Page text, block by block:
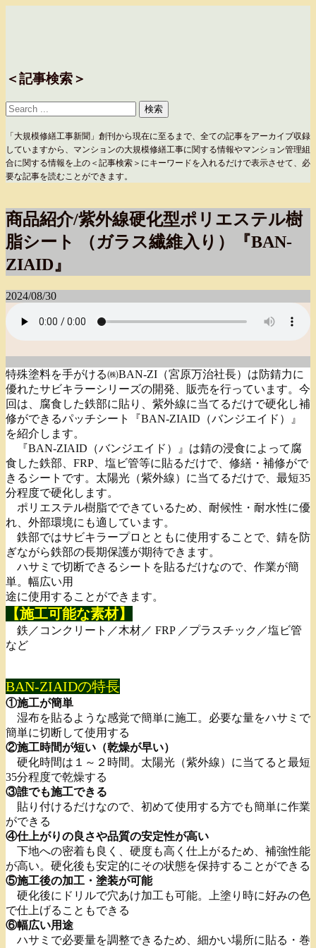
＜記事検索＞
「大規模修繕工事新聞」創刊から現在に至るまで、全ての記事をアーカイブ収録
していますから、マンションの大規模修繕工事に関する情報やマンション管理組
合に関する情報を上の＜記事検索＞にキーワードを入れるだけで表示させて、必
要な記事を読むことができます。
商品紹介/紫外線硬化型ポリエステル樹
脂シート （ガラス繊維入り）『BAN-
ZIAID』
2024/08/30
特殊塗料を手がける㈱BAN-ZI（宮原万治社長）は防錆力に
優れたサビキラーシリーズの開発、販売を行っています。今
回は、腐食した鉄部に貼り、紫外線に当てるだけで硬化し補
修ができるパッチシート『BAN-ZIAID（バンジエイド）』
を紹介します。
『BAN-ZIAID（バンジエイド）』は錆の浸食によって腐
食した鉄部、FRP、塩ビ管等に貼るだけで、修繕・補修がで
きるシートです。太陽光（紫外線）に当てるだけで、最短35
分程度で硬化します。
ポリエステル樹脂でできているため、耐候性・耐水性に優
れ、外部環境にも適しています。
鉄部ではサビキラープロとともに使用することで、錆を防
ぎながら鉄部の長期保護が期待できます。
ハサミで切断できるシートを貼るだけなので、作業が簡
単。幅広い用
途に使用することができます。
【施工可能な素材】
鉄／コンクリート／木材／ FRP ／プラスチック／塩ビ管
など
BAN-ZIAIDの特長
①施工が簡単
湿布を貼るような感覚で簡単に施工。必要な量をハサミで
簡単に切断して使用する
②施工時間が短い（乾燥が早い）
硬化時間は１～２時間。太陽光（紫外線）に当てると最短
35分程度で乾燥する
③誰でも施工できる
貼り付けるだけなので、初めて使用する方でも簡単に作業
ができる
④仕上がりの良さや品質の安定性が高い
下地への密着も良く、硬度も高く仕上がるため、補強性能
が高い。硬化後も安定的にその状態を保持することができる
⑤施工後の加工・塗装が可能
硬化後にドリルで穴あけ加工も可能。上塗り時に好みの色
で仕上げることもできる
⑥幅広い用途
ハサミで必要量を調整できるため、細かい場所に貼る・巻